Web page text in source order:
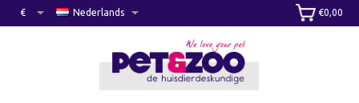
€0,00
Nederlands
€